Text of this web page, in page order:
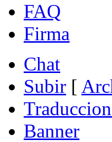
FAQ
Firma
Chat
Subir [
Banner